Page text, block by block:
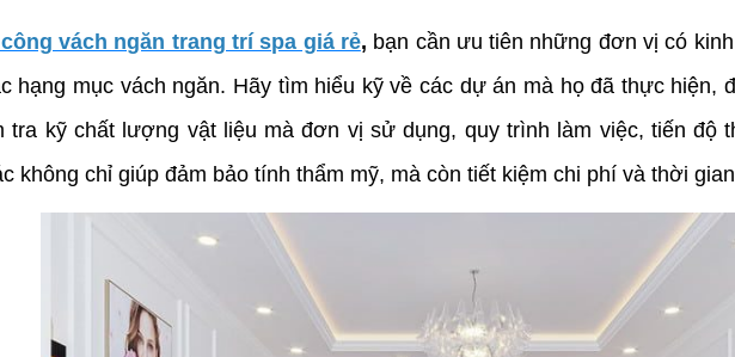
vách ngăn trang trí spa giá rẻ, bạn cần ưu tiên những đơn vị có
hạng mục vách ngăn. Hãy tìm hiểu kỹ về các dự án mà họ đã thực hiện,
tra kỹ chất lượng vật liệu mà đơn vị sử dụng, quy trình làm việc, tiến độ
không chỉ giúp đảm bảo tính thẩm mỹ, mà còn tiết kiệm chi phí và thời